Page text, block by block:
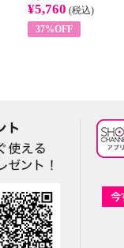
¥5,760 (税込)
37%OFF